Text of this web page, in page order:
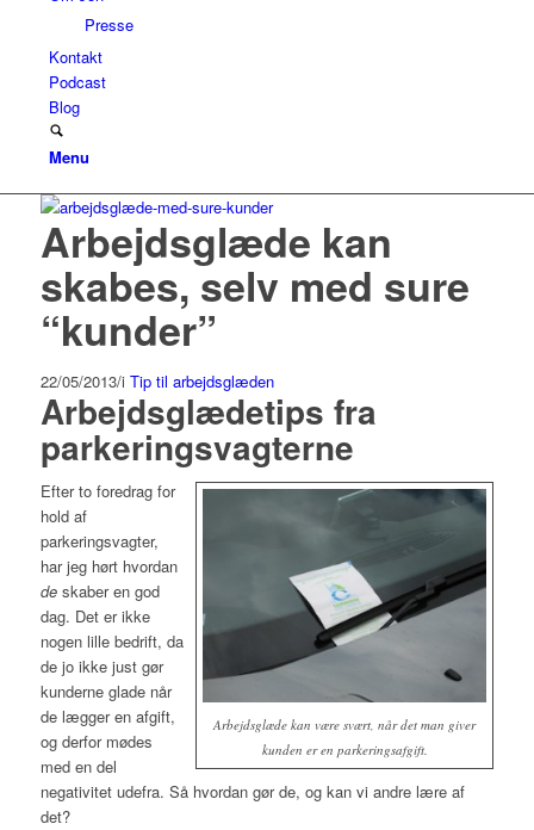
Presse
Kontakt
Podcast
Blog
Menu
Arbejdsglæde kan
skabes, selv med sure
“kunder”
22/05/2013/i Tip til arbejdsglæden
Arbejdsglædetips fra
parkeringsvagterne
Arbejdsglæde kan være svært, når det man giver
kunden er en parkeringsafgift.
Efter to foredrag for
hold af
parkeringsvagter,
har jeg hørt hvordan
deskaber en god
dag. Det er ikke
nogen lille bedrift, da
de jo ikke just gør
kunderne glade når
de lægger en afgift,
og derfor mødes
med en del
negativitet udefra. Så hvordan gør de, og kan vi andre lære af
det?